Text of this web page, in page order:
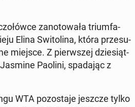
za­no­to­wa­ła trium­fa­
Elina Swi­to­li­na, która prze­su­
miejsce. Z pierw­szej dzie­siąt­
Paolini, spa­da­jąc z
WTA po­zo­sta­je jeszcze tylko